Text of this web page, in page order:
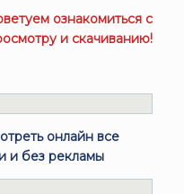
ознакомиться с
и скачиванию!
онлайн все
и без рекламы